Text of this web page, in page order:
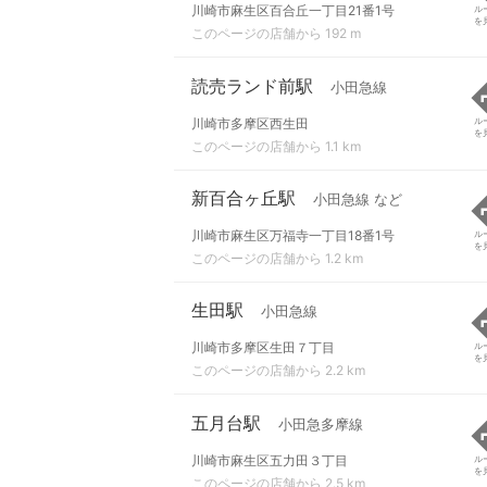
川崎市麻生区百合丘一丁目21番1号
このページの店舗から 192 m
ル
を
読売ランド前駅 小田急線
川崎市多摩区西生田
このページの店舗から 1.1 km
ル
を
新百合ヶ丘駅 小田急線 など
川崎市麻生区万福寺一丁目18番1号
このページの店舗から 1.2 km
ル
を
生田駅 小田急線
川崎市多摩区生田７丁目
このページの店舗から 2.2 km
ル
を
五月台駅 小田急多摩線
川崎市麻生区五力田３丁目
このページの店舗から 2.5 km
ル
を